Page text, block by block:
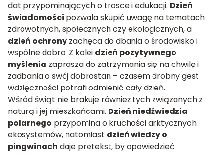
dat przypominających o trosce i edukacji. Dzień
świadomości pozwala skupić uwagę na tematach
zdrowotnych, społecznych czy ekologicznych, a
dzień ochrony zachęca do dbania o środowisko i
wspólne dobro. Z kolei dzień pozytywnego
myślenia zaprasza do zatrzymania się na chwilę i
zadbania o swój dobrostan – czasem drobny gest
wdzięczności potrafi odmienić cały dzień.
Wśród świąt nie brakuje również tych związanych z
naturą i jej mieszkańcami. Dzień niedźwiedzia
polarnego przypomina o kruchości arktycznych
ekosystemów, natomiast dzień wiedzy o
pingwinach daje pretekst, by opowiedzieć